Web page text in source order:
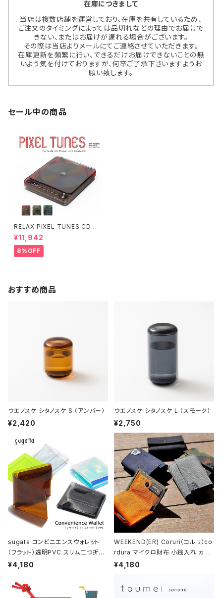
在庫につきまして
当店は複数店舗を運営しており、在庫を共有しているため、
ご注文のタイミングによっては品切れなどの理由でお届けで
きない、またはお届けが遅れる場合がございます。
その際は当店よりメールにてご連絡させていただきます。
在庫更新を頻繁に行い、できるだけお届けできないことの無
いよう気を付けておりますが、何卒ご了承下さいますようお
願い致します。
セール中の商品
RELAX PIXEL TUNES CDプ
レーヤー ピクセルチューンズ Bl
uetooth ポータブル CD Play
er
¥11,942
8%OFF
おすすめ商品
ウエノスケ シタノスケ S （アンバー）
¥2,420
ウエノスケ シタノスケ L （スモーク）
¥2,750
sugata コンビニエンスウォレット
（フラット）透明PVC スリム二つ折り
財布
¥4,180
WEEKEND(ER) Coruri（コルリ）co
rdura マイクロ財布 小銭入れ カー
ド入れ
¥4,180